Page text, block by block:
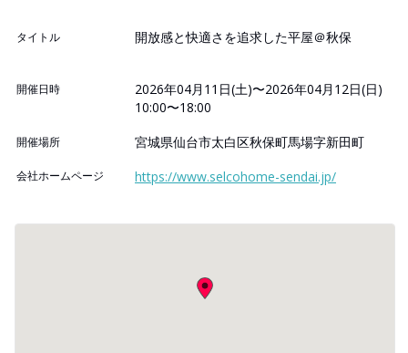
タイトル 開放感と快適さを追求した平屋＠秋保
開催日時
2026年04月11日(土)〜2026年04月12日(日)
10:00〜18:00
開催場所 宮城県仙台市太白区秋保町馬場字新田町
会社ホームページ https://www.selcohome-sendai.jp/